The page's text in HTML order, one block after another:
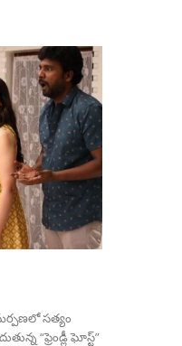
సత్యం
“ఫ్రెండ్లీ ఘోస్ట్”